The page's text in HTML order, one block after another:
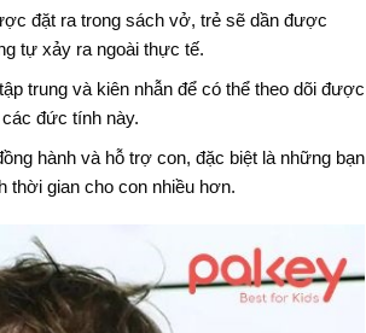
đặt ra trong sách vở, trẻ sẽ dần được
tự xảy ra ngoài thực tế.
trung và kiên nhẫn để có thể theo dõi được
đức tính này.
hành và hỗ trợ con, đặc biệt là những bạn
thời gian cho con nhiều hơn.